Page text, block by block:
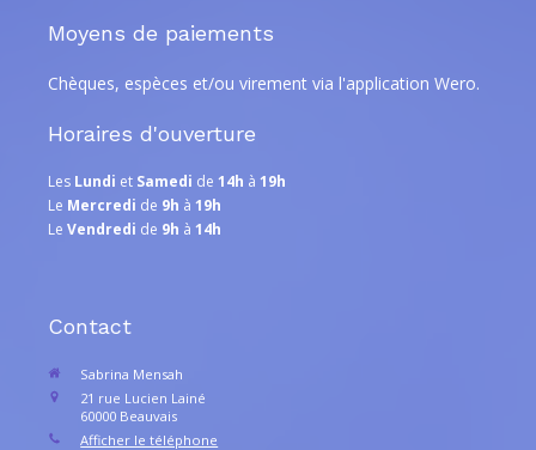
Moyens de paiements
Chèques, espèces et/ou virement via l'application Wero.
Horaires d'ouverture
Les Lundi et Samedi de 14h à 19h
Le Mercredi de 9h à 19h
Le Vendredi de 9h à 14h
Contact
Sabrina Mensah
21 rue Lucien Lainé
60000 Beauvais
Afficher le téléphone